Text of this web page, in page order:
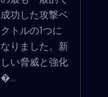
成功した攻撃ベ
クトルの1つに
なりました。新
しい脅威と強化
�...